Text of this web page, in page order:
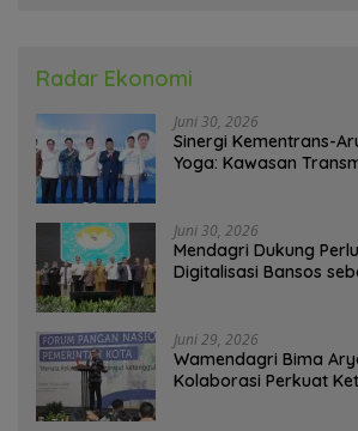
Radar Ekonomi
Juni 30, 2026
Sinergi Kementrans-
Yoga: Kawasan
Juni 30, 2026
Mendagri Dukung
Digitalisasi Bansos
Juni 29, 2026
Wamendagri Bima
Kolaborasi Perkuat